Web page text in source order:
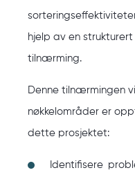
hjelp av en
tilnærming.
Denne tilnærmingen
nøkkelområder er
dette prosjektet:
Identifisere